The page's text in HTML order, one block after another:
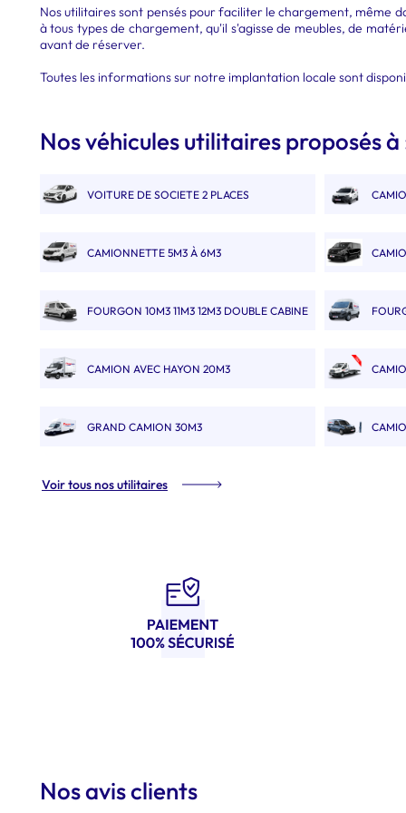
Nos utilitaires sont pensés pour faciliter le chargement, même
à tous types de chargement, qu'il s'agisse de meubles, de
avant de réserver.
Toutes les informations sur notre implantation locale sont
Nos véhicules utilitaires proposés à
VOITURE DE SOCIETE 2 PLACES
CAMIONNETTE 5M3 À 6M3
FOURGON 10M3 11M3 12M3 DOUBLE CABINE
CAMION AVEC HAYON 20M3
GRAND CAMION 30M3
Voir tous nos utilitaires
Nos avis clients